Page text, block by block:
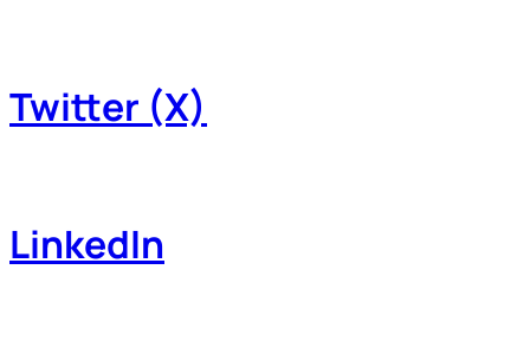
Twitter (X)
LinkedIn